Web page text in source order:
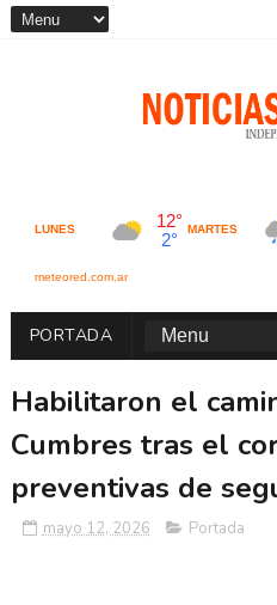
PORTADA
Habilitaron el
Cumbres tras el
preventivas de
mayo 12, 2026 Portada